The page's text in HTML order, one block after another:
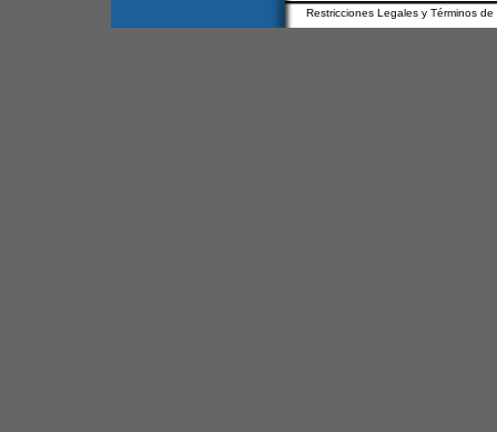
Restricciones Legales y Términos de